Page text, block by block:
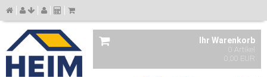
Ihr Warenkorb
0 Artikel
0,00 EUR